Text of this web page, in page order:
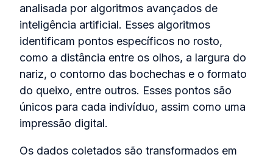
analisada por algoritmos avançados de
inteligência artificial. Esses algoritmos
identificam pontos específicos no rosto,
como a distância entre os olhos, a largura do
nariz, o contorno das bochechas e o formato
do queixo, entre outros. Esses pontos são
únicos para cada indivíduo, assim como uma
impressão digital.
Os dados coletados são transformados em